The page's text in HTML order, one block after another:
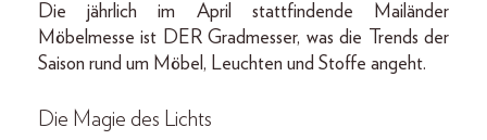
Die jährlich im April stattfindende Mailänder
Möbelmesse ist DER Gradmesser, was die Trends der
Saison rund um Möbel, Leuchten und Stoffe angeht.
Die Magie des Lichts